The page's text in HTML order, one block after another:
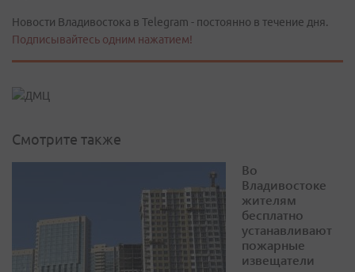
Новости Владивостока в Telegram - постоянно в течение дня.
Подписывайтесь одним нажатием!
Смотрите также
Во
Владивостоке
жителям
бесплатно
устанавливают
пожарные
извещатели